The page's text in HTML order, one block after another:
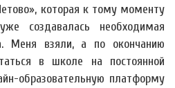
которая к тому моменту
создавалась необходимая
Меня взяли, а по окончанию
в школе на постоянной
образовательную платформу